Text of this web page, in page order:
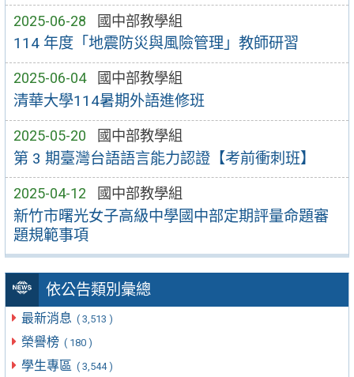
2025-06-28 國中部教學組
114 年度「地震防災與風險管理」教師研習
2025-06-04 國中部教學組
清華大學114暑期外語進修班
2025-05-20 國中部教學組
第 3 期臺灣台語語言能力認證【考前衝刺班】
2025-04-12 國中部教學組
新竹市曙光女子高級中學國中部定期評量命題審
題規範事項
依公告類別彙總
最新消息 ( 3,513 )
榮譽榜 ( 180 )
學生專區 ( 3,544 )